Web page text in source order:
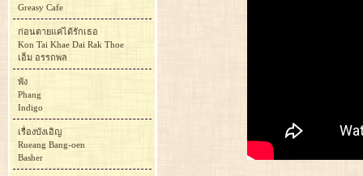
Greasy Cafe
ก่อนตายแค่ได้รักเธอ
Kon Tai Khae Dai Rak Thoe
เอ็ม อรรถพล
พัง
Phang
Indigo
เรื่องบังเอิญ
Rueang Bang-oen
Basher